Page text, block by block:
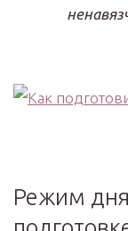
Режим